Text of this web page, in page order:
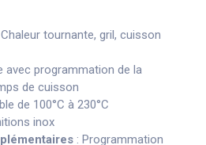
Chaleur tournante, gril, cuisson
avec programmation de la
de cuisson
de 100°C à 230°C
inox
: Programmation